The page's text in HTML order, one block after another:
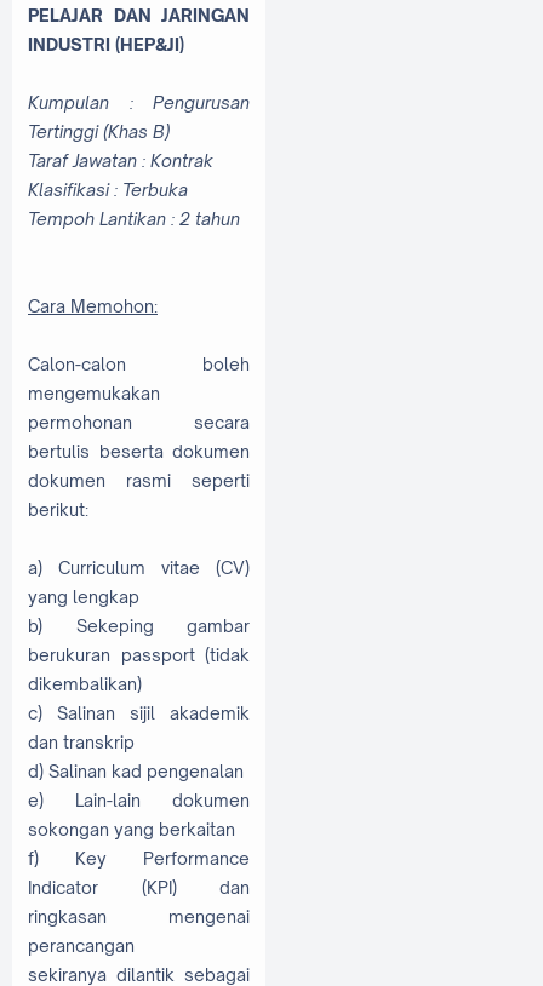
PELAJAR DAN JARINGAN
INDUSTRI (HEP&JI)
Kumpulan : Pengurusan
Tertinggi (Khas B)
Taraf Jawatan : Kontrak
Klasifikasi : Terbuka
Tempoh Lantikan : 2 tahun
Cara Memohon:
Calon-calon boleh
mengemukakan
permohonan secara
bertulis beserta dokumen
dokumen rasmi seperti
berikut:
a) Curriculum vitae (CV)
yang lengkap
b) Sekeping gambar
berukuran passport (tidak
dikembalikan)
c) Salinan sijil akademik
dan transkrip
d) Salinan kad pengenalan
e) Lain-lain dokumen
sokongan yang berkaitan
f) Key Performance
Indicator (KPI) dan
ringkasan mengenai
perancangan
sekiranya dilantik sebagai